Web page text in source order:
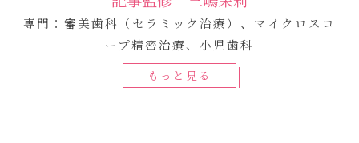
専門：審美歯科（セラミック治療）、マイクロスコ
ープ精密治療、小児歯科
もっと見る